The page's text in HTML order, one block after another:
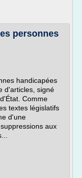
personnes
handicapées
d'articles, signé
Comme
textes législatifs
d'une
aux